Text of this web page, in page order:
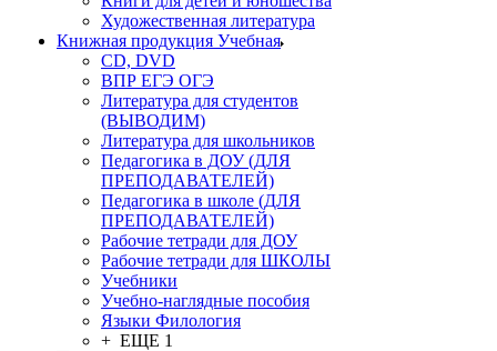
Художественная литература
Книжная продукция Учебная
CD, DVD
ВПР ЕГЭ ОГЭ
Литература для студентов
(ВЫВОДИМ)
Литература для школьников
Педагогика в ДОУ (ДЛЯ
ПРЕПОДАВАТЕЛЕЙ)
Педагогика в школе (ДЛЯ
ПРЕПОДАВАТЕЛЕЙ)
Рабочие тетради для ДОУ
Рабочие тетради для ШКОЛЫ
Учебники
Учебно-наглядные пособия
Языки Филология
+ ЕЩЕ 1